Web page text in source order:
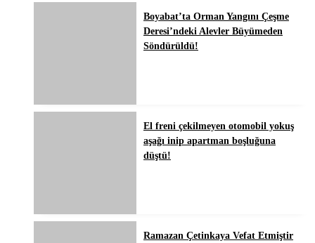
Boyabat’ta Orman Yangını Çeşme
Deresi’ndeki Alevler Büyümeden
Söndürüldü!
El freni çekilmeyen otomobil yokuş
aşağı inip apartman boşluğuna
düştü!
Ramazan Çetinkaya Vefat Etmiştir